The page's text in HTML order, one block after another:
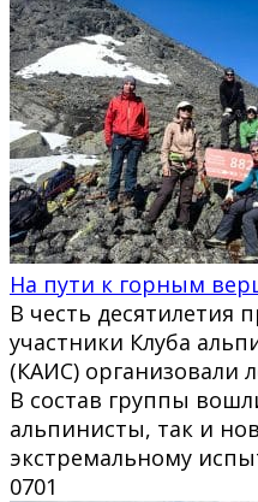
На пути к горным
В честь десятилетия
участники Клуба
(КАИС) организовали
В состав группы
альпинисты, так и
экстремальному
0701